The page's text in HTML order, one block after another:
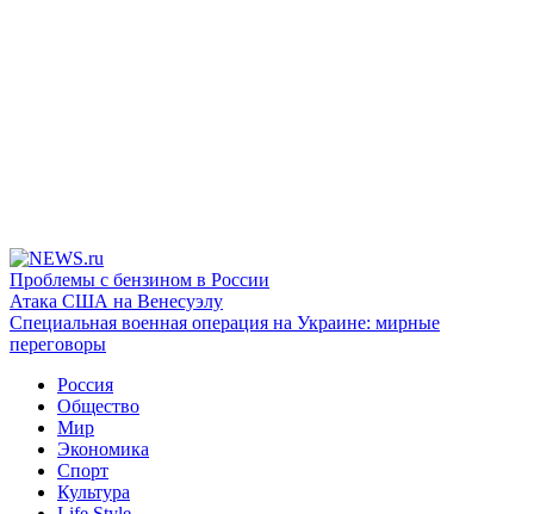
Проблемы с бензином в России
Атака США на Венесуэлу
Специальная военная операция на Украине: мирные
переговоры
Россия
Общество
Мир
Экономика
Спорт
Культура